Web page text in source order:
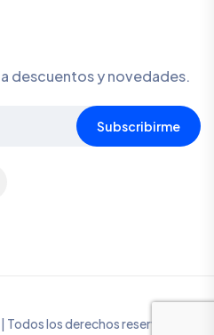
descuentos y novedades.
Subscribirme
los derechos reservados